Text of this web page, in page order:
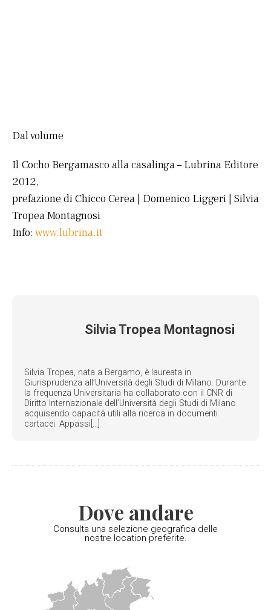
Dal volume
Il Cocho Bergamasco alla casalinga – Lubrina Editore
2012,
prefazione di Chicco Cerea | Domenico Liggeri | Silvia
Tropea Montagnosi
Info: www.lubrina.it
Silvia Tropea Montagnosi
Silvia Tropea, nata a Bergamo, è laureata in
Giurisprudenza all’Università degli Studi di Milano. Durante
la frequenza Universitaria ha collaborato con il CNR di
Diritto Internazionale dell’Università degli Studi di Milano
acquisendo capacità utili alla ricerca in documenti
cartacei. Appassi[...]
Dove andare
Consulta una selezione geografica delle
nostre location preferite.